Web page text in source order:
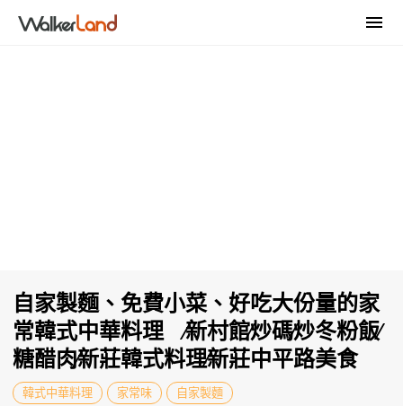
自家製麵、免費小菜、好吃大份量的家
常韓式中華料理 ∕新村館∕炒碼∕炒冬粉飯∕
糖醋肉∕新莊韓式料理∕新莊中平路美食
韓式中華料理 家常味 自家製麵